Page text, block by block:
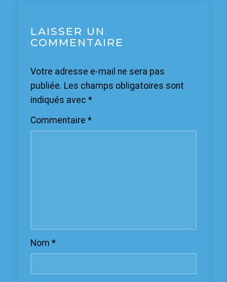
LAISSER UN
COMMENTAIRE
Votre adresse e-mail ne sera pas
publiée. Les champs obligatoires sont
indiqués avec *
Commentaire *
Nom *